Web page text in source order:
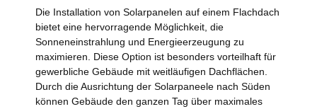
Die Installation von Solarpanelen auf einem Flachdach
bietet eine hervorragende Möglichkeit, die
Sonneneinstrahlung und Energieerzeugung zu
maximieren. Diese Option ist besonders vorteilhaft für
gewerbliche Gebäude mit weitläufigen Dachflächen.
Durch die Ausrichtung der Solarpaneele nach Süden
können Gebäude den ganzen Tag über maximales